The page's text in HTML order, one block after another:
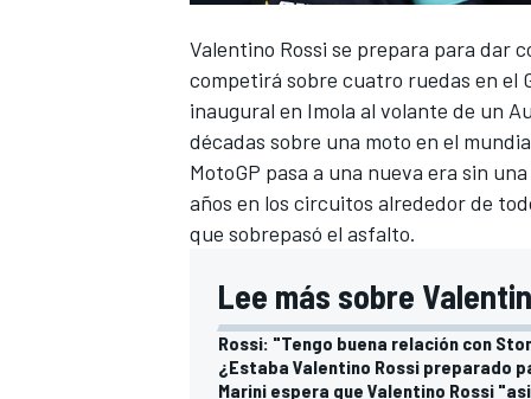
Valentino Rossi se prepara para dar
competirá sobre cuatro ruedas en el
inaugural en Imola al volante de un
décadas sobre una moto en el
MotoGP pasa a una nueva era sin
años en los circuitos alrededor de
que sobrepasó el asfalto.
Lee más sobre
Rossi: "Tengo buena relación con
¿Estaba Valentino Rossi preparado
Marini espera que Valentino Rossi